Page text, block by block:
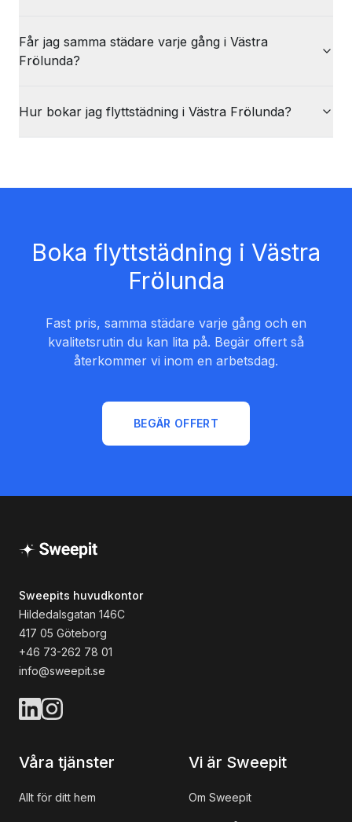
Får jag samma städare varje gång i Västra
Frölunda?
Hur bokar jag flyttstädning i Västra Frölunda?
Boka flyttstädning i Västra
Frölunda
Fast pris, samma städare varje gång och en
kvalitetsrutin du kan lita på. Begär offert så
återkommer vi inom en arbetsdag.
BEGÄR OFFERT
Sweepits huvudkontor
Hildedalsgatan 146C
417 05 Göteborg
+46 73-262 78 01
info@sweepit.se
Våra tjänster
Allt för ditt hem
Vi är Sweepit
Om Sweepit